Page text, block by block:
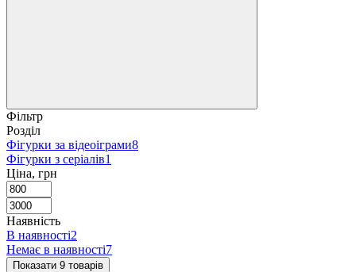
Фільтр
Розділ
Фігурки за відеоіграми8
Фігурки з серіалів1
Ціна, грн
Наявність
В наявності2
Немає в наявності7
Показати 9 товарів